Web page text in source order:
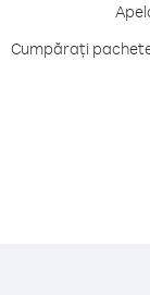
Cumpărați